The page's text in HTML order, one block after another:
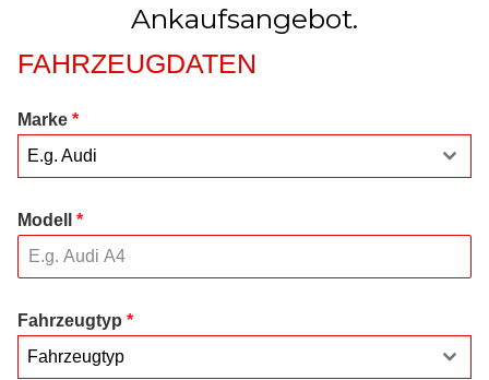
Ankaufsangebot.
FAHRZEUGDATEN
Marke *
E.g. Audi
Modell *
Fahrzeugtyp *
Fahrzeugtyp